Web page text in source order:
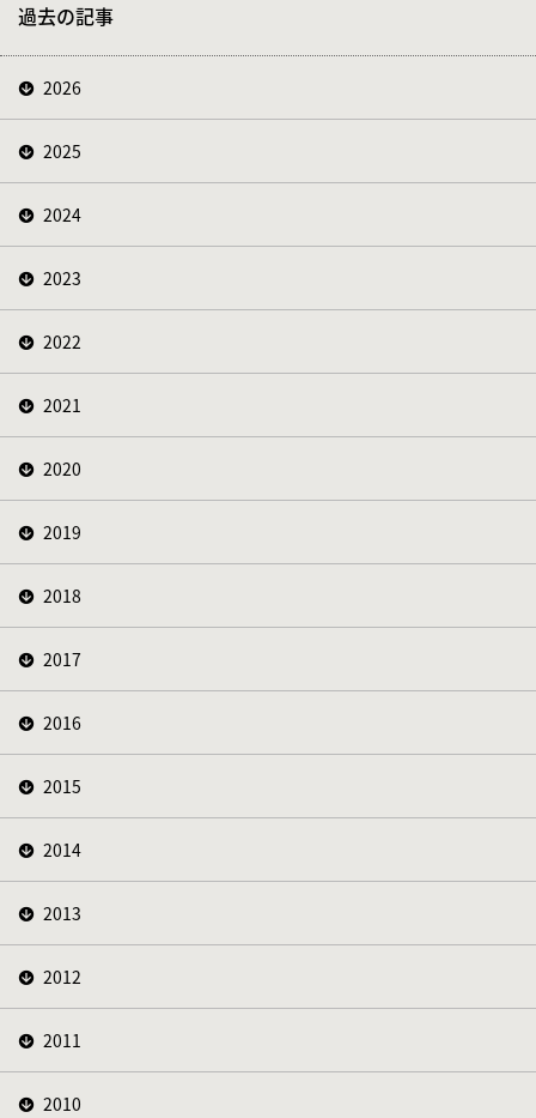
過去の記事
2026
2025
2024
2023
2022
2021
2020
2019
2018
2017
2016
2015
2014
2013
2012
2011
2010